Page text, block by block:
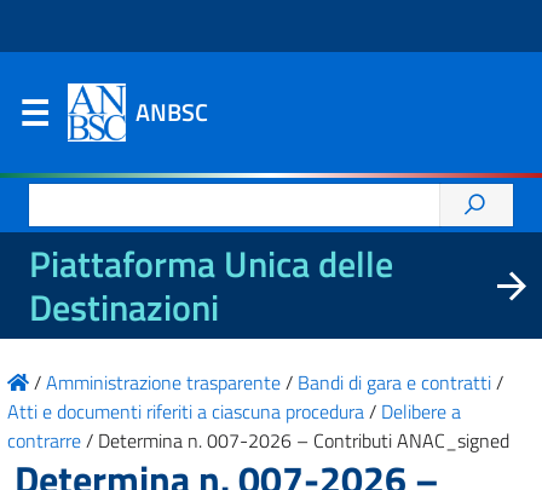
ANBSC
per:
Piattaforma Unica delle
Destinazioni
/Amministrazione trasparente/ Bandi di gara e contratti/
Atti e documenti riferiti a ciascuna procedura/ Delibere a
contrarre/ Determina n. 007-2026 – Contributi ANAC_signed